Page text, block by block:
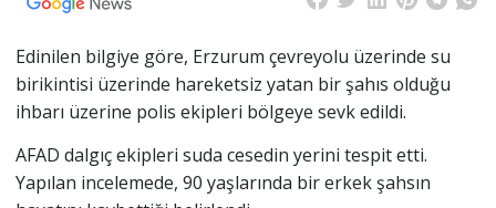
Edinilen bilgiye göre, Erzurum çevreyolu üzerinde su
birikintisi üzerinde hareketsiz yatan bir şahıs olduğu
ihbarı üzerine polis ekipleri bölgeye sevk edildi.
AFAD dalgıç ekipleri suda cesedin yerini tespit etti.
Yapılan incelemede, 90 yaşlarında bir erkek şahsın